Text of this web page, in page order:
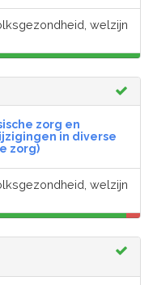
welzijn
zorg en
in diverse
zorg)
welzijn